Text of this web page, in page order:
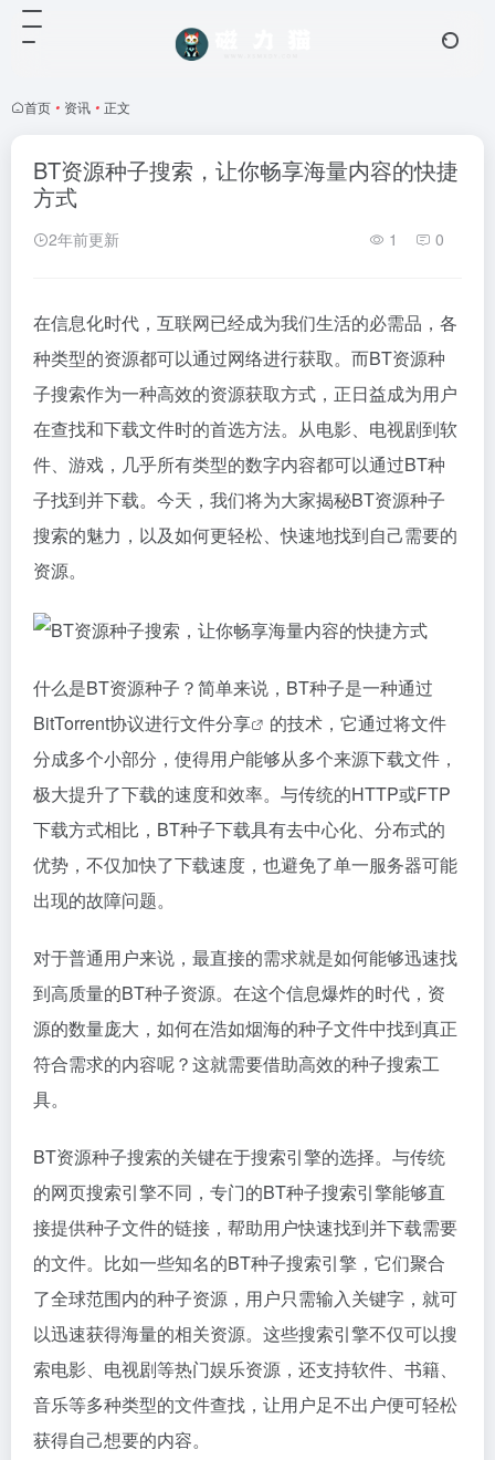
首页 • 资讯 • 正文
BT资源种子搜索，让你畅享海量内容的快捷
方式
2年前更新 1 0
在信息化时代，互联网已经成为我们生活的必需品，各
种类型的资源都可以通过网络进行获取。而BT资源种
子搜索作为一种高效的资源获取方式，正日益成为用户
在查找和下载文件时的首选方法。从电影、电视剧到软
件、游戏，几乎所有类型的数字内容都可以通过BT种
子找到并下载。今天，我们将为大家揭秘BT资源种子
搜索的魅力，以及如何更轻松、快速地找到自己需要的
资源。
什么是BT资源种子？简单来说，BT种子是一种通过
BitTorrent协议进行文件分享
的技术，它通过将文件
分成多个小部分，使得用户能够从多个来源下载文件，
极大提升了下载的速度和效率。与传统的HTTP或FTP
下载方式相比，BT种子下载具有去中心化、分布式的
优势，不仅加快了下载速度，也避免了单一服务器可能
出现的故障问题。
对于普通用户来说，最直接的需求就是如何能够迅速找
到高质量的BT种子资源。在这个信息爆炸的时代，资
源的数量庞大，如何在浩如烟海的种子文件中找到真正
符合需求的内容呢？这就需要借助高效的种子搜索工
具。
BT资源种子搜索的关键在于搜索引擎的选择。与传统
的网页搜索引擎不同，专门的BT种子搜索引擎能够直
接提供种子文件的链接，帮助用户快速找到并下载需要
的文件。比如一些知名的BT种子搜索引擎，它们聚合
了全球范围内的种子资源，用户只需输入关键字，就可
以迅速获得海量的相关资源。这些搜索引擎不仅可以搜
索电影、电视剧等热门娱乐资源，还支持软件、书籍、
音乐等多种类型的文件查找，让用户足不出户便可轻松
获得自己想要的内容。